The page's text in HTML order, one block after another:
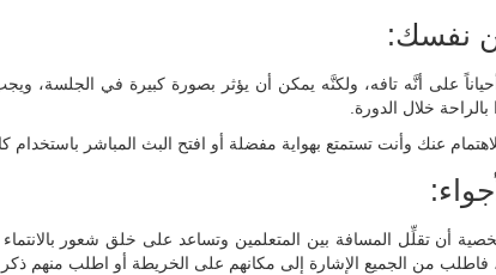
على أنَّه تافه، ولكنَّه يمكن أن يؤثر بصورة كبيرة في الجلسة،
خلال الدورة.
عنك وأنت تستمتع بهواية مفضلة أو افتح البث المباشر
أن تقلِّل المسافة بين المتعلمين وتساعد على خلق شعور
من الجميع الإشارة إلى مكانهم على الخريطة أو اطلب منهم